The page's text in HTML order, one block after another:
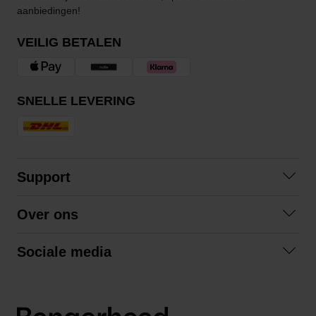
aanbiedingen!
VEILIG BETALEN
SNELLE LEVERING
Support
Algemene voorwaarden
Over ons
Sociale media